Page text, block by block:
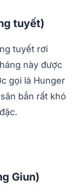
tuyết)
tuyết rơi
này được
gọi là Hunger
bắn rất khó
Giun)